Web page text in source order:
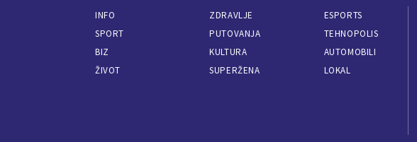
INFO
SPORT
BIZ
ŽIVOT
ZDRAVLJE
PUTOVANJA
KULTURA
SUPERŽENA
ESPORTS
TEHNOPOLIS
AUTOMOBILI
LOKAL